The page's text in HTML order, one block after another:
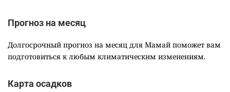
Прогноз на месяц
Долгосрочный прогноз на месяц для Мамай поможет вам
подготовиться к любым климатическим изменениям.
Карта осадков